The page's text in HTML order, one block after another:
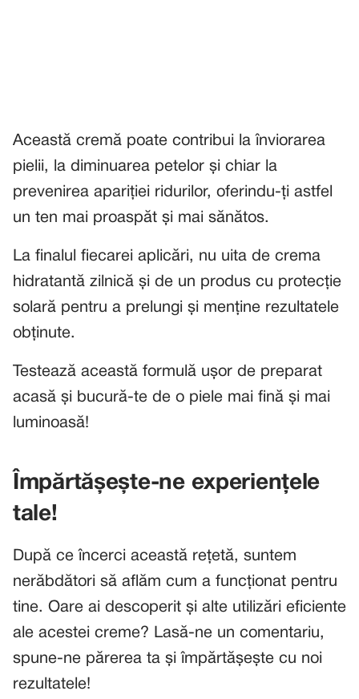
Această cremă poate contribui la înviorarea
pielii, la diminuarea petelor și chiar la
prevenirea apariției ridurilor, oferindu-ți astfel
un ten mai proaspăt și mai sănătos.
La finalul fiecarei aplicări, nu uita de crema
hidratantă zilnică și de un produs cu protecție
solară pentru a prelungi și menține rezultatele
obținute.
Testează această formulă ușor de preparat
acasă și bucură-te de o piele mai fină și mai
luminoasă!
Împărtășește-ne experiențele
tale!
După ce încerci această rețetă, suntem
nerăbdători să aflăm cum a funcționat pentru
tine. Oare ai descoperit și alte utilizări eficiente
ale acestei creme? Lasă-ne un comentariu,
spune-ne părerea ta și împărtășește cu noi
rezultatele!